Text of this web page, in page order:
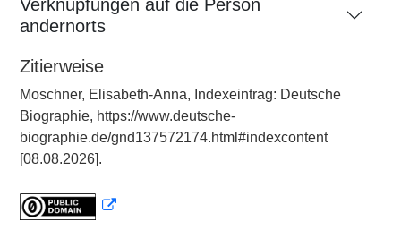
Verknüpfungen auf die Person
andernorts
Zitierweise
Moschner, Elisabeth-Anna, Indexeintrag: Deutsche
Biographie, https://www.deutsche-
biographie.de/gnd137572174.html#indexcontent
[08.08.2026].